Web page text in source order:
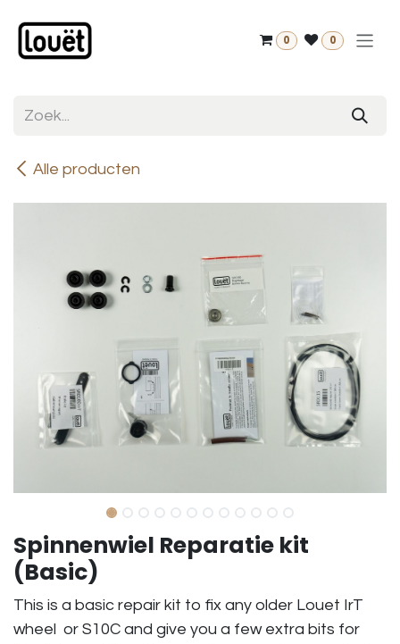
0 0
Alle producten
Spinnenwiel Reparatie kit
(Basic)
This is a basic repair kit to fix any older Louet IrT
wheel or S10C and give you a few extra bits for